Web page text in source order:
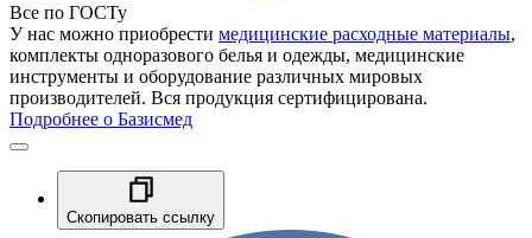
Все по ГОСТу
У нас можно приобрести медицинские расходные материалы,
комплекты одноразового белья и одежды, медицинские
инструменты и оборудование различных мировых
производителей. Вся продукция сертифицирована.
Подробнее о Базисмед
Скопировать ссылку